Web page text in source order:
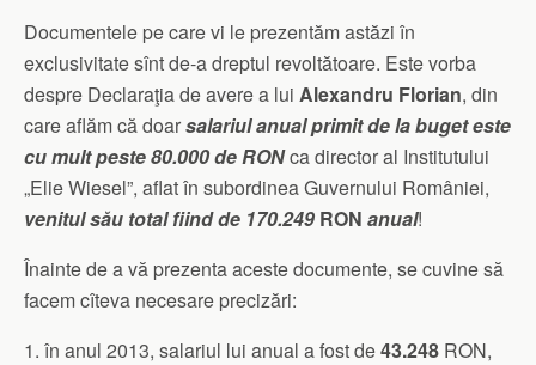
Documentele pe care vi le prezentăm astăzi în
exclusivitate sînt de-a dreptul revoltătoare. Este vorba
despre Declaraţia de avere a lui Alexandru Florian, din
care aflăm că doarsalariul anual primit de la buget este
cu mult peste 80.000 de RONca director al Institutului
„Elie Wiesel”, aflat în subordinea Guvernului României,
venitul său total fiind de 170.249 RON anual!
Înainte de a vă prezenta aceste documente, se cuvine să
facem cîteva necesare precizări:
1. în anul 2013, salariul lui anual a fost de43.248 RON,